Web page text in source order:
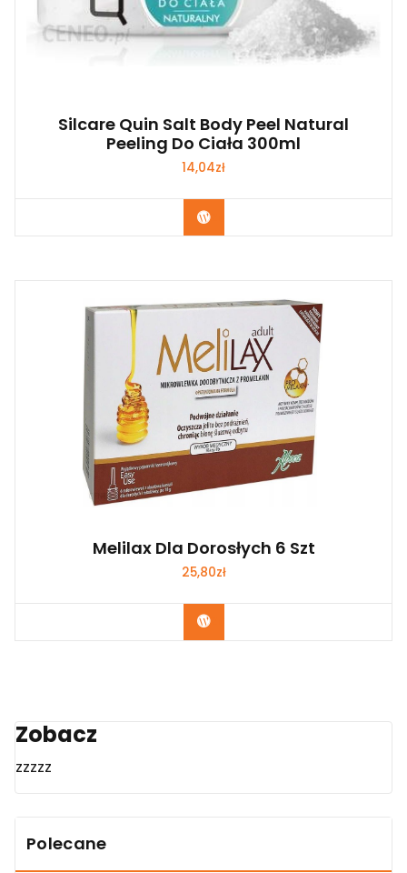
Silcare Quin Salt Body Peel Natural
Peeling Do Ciała 300ml
14,04zł
Zobacz
Melilax Dla Dorosłych 6 Szt
25,80zł
Zobacz
Zobacz
zzzzz
Polecane